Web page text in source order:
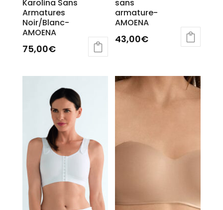
Karolina Sans
Armatures
Noir/Blanc-
AMOENA
75,00€
sans
armature-
AMOENA
43,00€
plusieurs
variations.
choisies
produit